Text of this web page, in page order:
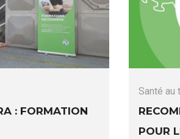
: formation
Santé au
pour